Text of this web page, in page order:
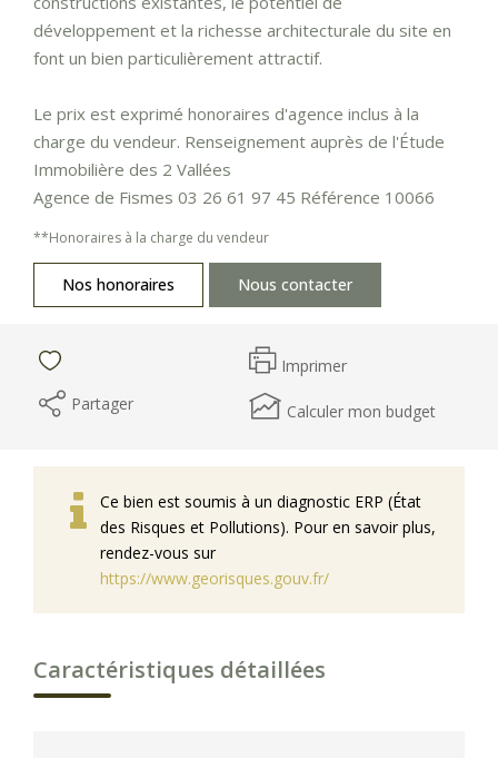
développement et la richesse architecturale du site en
font un bien particulièrement attractif.
Le prix est exprimé honoraires d'agence inclus à la
charge du vendeur. Renseignement auprès de l'Étude
Immobilière des 2 Vallées
Agence de Fismes 03 26 61 97 45 Référence 10066
**Honoraires à la charge du vendeur
Nos honoraires Nous contacter
Imprimer
Partager
Calculer mon budget
Ce bien est soumis à un diagnostic ERP (État
des Risques et Pollutions). Pour en savoir plus,
rendez-vous sur
https://www.georisques.gouv.fr/
Caractéristiques détaillées